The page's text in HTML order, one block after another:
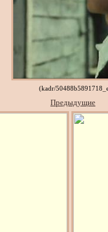
(kadr/
Предыдущие